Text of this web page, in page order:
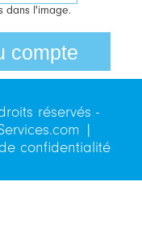
dans l'image.
réservés -
|
confidentialité